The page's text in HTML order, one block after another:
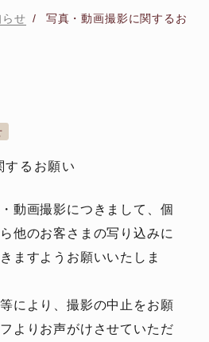
せ
写真・動画撮影に関するお
するお願い
動画撮影につきまして、個
他のお客さまの写り込みに
ますようお願いいたしま
により、撮影の中止をお願
よりお声がけさせていただ